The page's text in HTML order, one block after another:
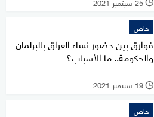
l
خاص
فوارق بين حضور نساء العراق بالبرلمان
والحكومة.. ما الأسباب؟
l 19 سبتمبر 2021
خاص